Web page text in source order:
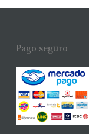
Pago seguro